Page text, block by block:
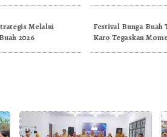
Melalui
2026
Festival Bunga Buah
Karo Tegaskan